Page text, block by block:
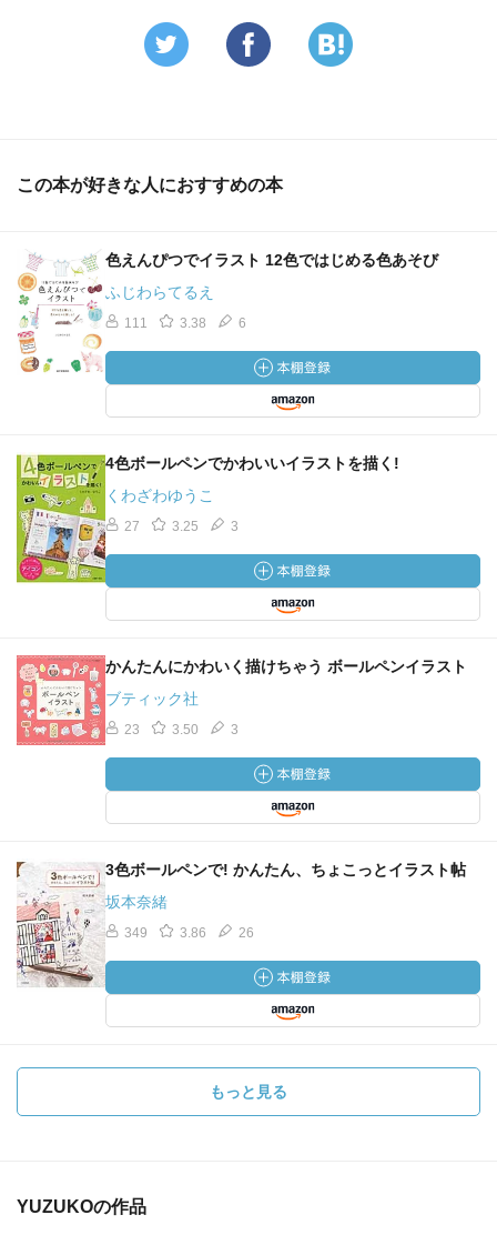
この本が好きな人におすすめの本
色えんぴつでイラスト 12色ではじめる色あそび
ふじわらてるえ
111 3.38 6
4色ボールペンでかわいいイラストを描く!
くわざわゆうこ
27 3.25 3
かんたんにかわいく描けちゃう ボールペンイラスト
ブティック社
23 3.50 3
3色ボールペンで! かんたん、ちょこっとイラスト帖
坂本奈緒
349 3.86 26
もっと見る
YUZUKOの作品